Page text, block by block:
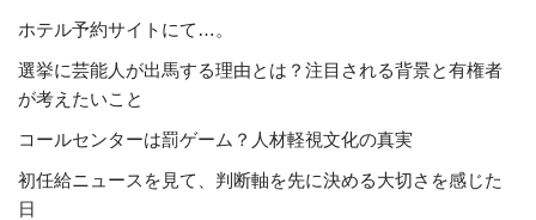
ホテル予約サイトにて…。
選挙に芸能人が出馬する理由とは？注目される背景と有権者
が考えたいこと
コールセンターは罰ゲーム？人材軽視文化の真実
初任給ニュースを見て、判断軸を先に決める大切さを感じた
日